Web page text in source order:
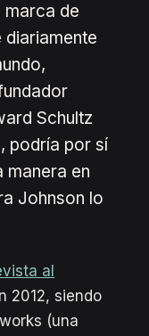
marca de
Schultz
podría por sí
manera en
Johnson lo
al
2012, siendo
(una